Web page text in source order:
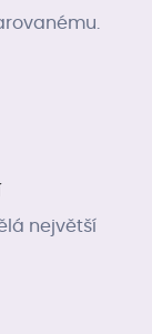
největší